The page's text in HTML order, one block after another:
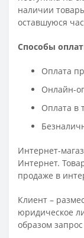
наличии
оставшуюся
Способы
Оплата
Онлайн-
Оплата в
Интернет-
Интернет.
продаже в
Клиент –
юридическое
образом